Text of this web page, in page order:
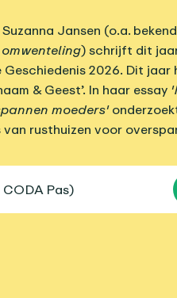
Jansen (o.a.
omwenteling) schrijft dit
2026. Dit jaar
& Geest’. In haar essay
moeders'
rusthuizen voor
Pas)